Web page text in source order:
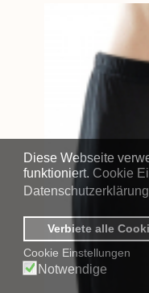
Diese Webseite
funktioniert. Cookie
Datenschutzerklärung
Verbiete alle
Cookie Einstellungen
Notwendige